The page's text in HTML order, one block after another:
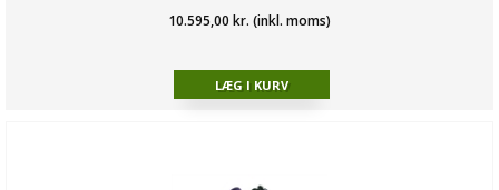
10.595,00 kr. (inkl. moms)